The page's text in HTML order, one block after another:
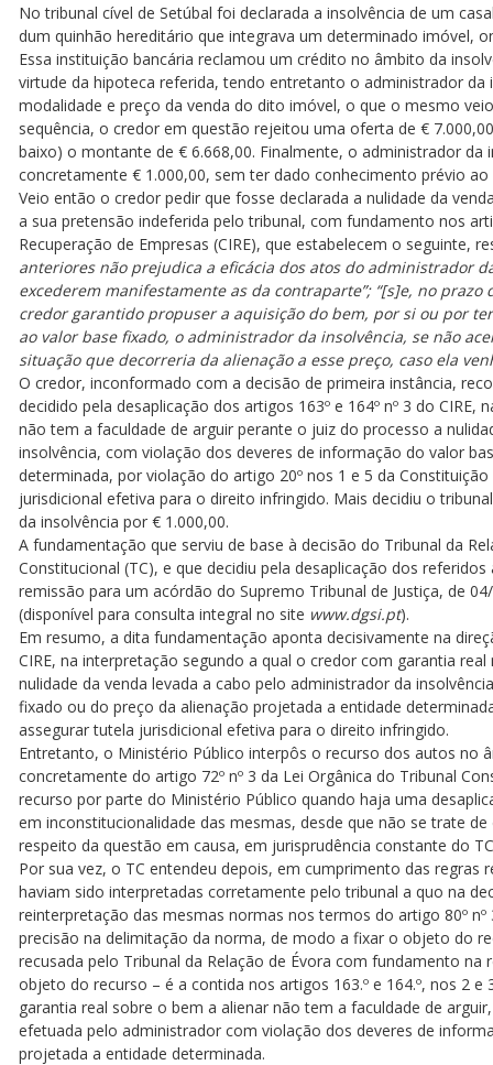
No tribunal cível de Setúbal foi declarada a insolvência de um
dum quinhão hereditário que integrava um determinado imóvel,
Essa instituição bancária reclamou um crédito no âmbito da
virtude da hipoteca referida, tendo entretanto o administrador
modalidade e preço da venda do dito imóvel, o que o mesmo
sequência, o credor em questão rejeitou uma oferta de €
baixo) o montante de € 6.668,00. Finalmente, o administrador
concretamente € 1.000,00, sem ter dado conhecimento prévio
Veio então o credor pedir que fosse declarada a nulidade da
a sua pretensão indeferida pelo tribunal, com fundamento nos
Recuperação de Empresas (CIRE), que estabelecem o seguinte,
anteriores não prejudica a eficácia dos atos do administrador
excederem manifestamente as da contraparte”; “[s]e, no
credor garantido propuser a aquisição do bem, por si ou por
ao valor base fixado, o administrador da insolvência, se não
situação que decorreria da alienação a esse preço, caso ela
O credor, inconformado com a decisão de primeira instância,
decidido pela desaplicação dos artigos 163º e 164º nº 3 do
não tem a faculdade de arguir perante o juiz do processo a
insolvência, com violação dos deveres de informação do valor
determinada, por violação do artigo 20º nos 1 e 5 da
jurisdicional efetiva para o direito infringido. Mais decidiu o
da insolvência por € 1.000,00.
A fundamentação que serviu de base à decisão do Tribunal da
Constitucional (TC), e que decidiu pela desaplicação dos
remissão para um acórdão do Supremo Tribunal de Justiça, de
(disponível para consulta integral no site www.dgsi.pt).
Em resumo, a dita fundamentação aponta decisivamente na
CIRE, na interpretação segundo a qual o credor com garantia
nulidade da venda levada a cabo pelo administrador da
fixado ou do preço da alienação projetada a entidade
assegurar tutela jurisdicional efetiva para o direito infringido.
Entretanto, o Ministério Público interpôs o recurso dos autos no
concretamente do artigo 72º nº 3 da Lei Orgânica do Tribunal
recurso por parte do Ministério Público quando haja uma
em inconstitucionalidade das mesmas, desde que não se trate
respeito da questão em causa, em jurisprudência constante do
Por sua vez, o TC entendeu depois, em cumprimento das regras
haviam sido interpretadas corretamente pelo tribunal a quo na
reinterpretação das mesmas normas nos termos do artigo 80º
precisão na delimitação da norma, de modo a fixar o objeto do
recusada pelo Tribunal da Relação de Évora com fundamento
objeto do recurso – é a contida nos artigos 163.º e 164.º, nos 2
garantia real sobre o bem a alienar não tem a faculdade de
efetuada pelo administrador com violação dos deveres de
projetada a entidade determinada.